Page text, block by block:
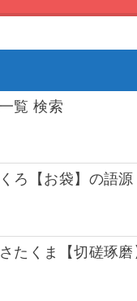
覧 検索
ろ【お袋】の語
たくま【切磋琢